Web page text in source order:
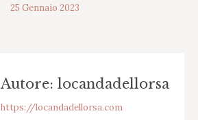
25 Gennaio 2023
Autore: locandadellorsa
https://locandadellorsa.com